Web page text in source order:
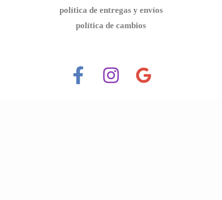
política de entregas y envíos
política de cambios